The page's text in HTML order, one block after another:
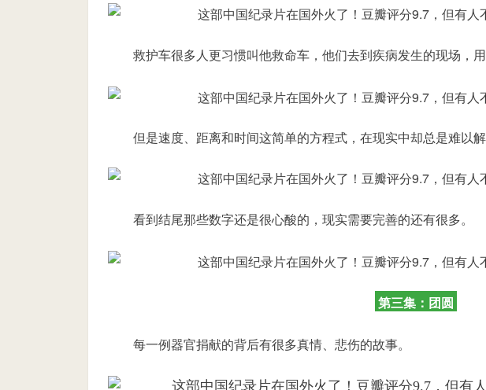
救护车很多人更习惯叫他救命车， 他们去到疾病发生的现场，
但是速度、距离和时间这简单的方程式，在现实中却总是难以解
看到结尾那些数字还是很心酸的，现实需要完善的还有很多。
第三集：团圆
每一例器官捐献的背后有很多真情、悲伤的故事。